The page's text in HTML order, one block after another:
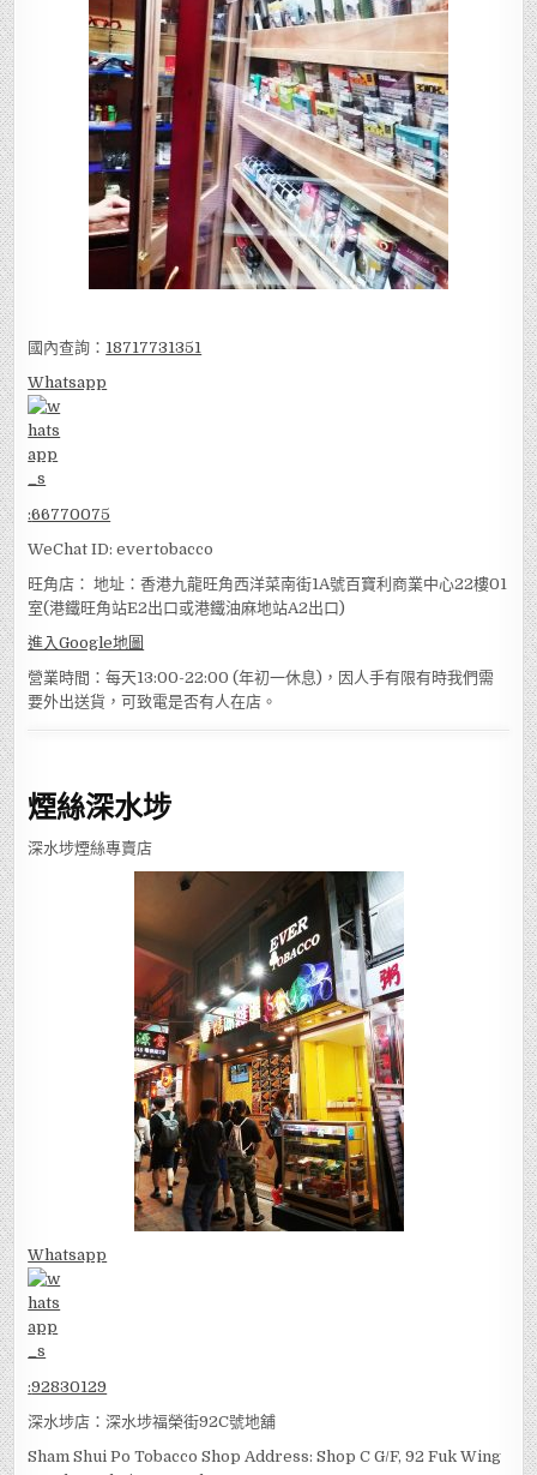
國內查詢： 18717731351
Whatsapp
:66770075
WeChat ID: evertobacco
旺角店： 地址：香港九龍旺角西洋菜南街1A號百寶利商業中心22樓01
室(港鐵旺角站E2出口或港鐵油麻地站A2出口)
進入Google地圖
營業時間：每天13:00-22:00 (年初一休息)，因人手有限有時我們需
要外出送貨，可致電是否有人在店。
煙絲深水埗
深水埗煙絲專賣店
Whatsapp
:92830129
深水埗店：深水埗福榮街92C號地舖
Sham Shui Po Tobacco Shop Address: Shop C G/F, 92 Fuk Wing